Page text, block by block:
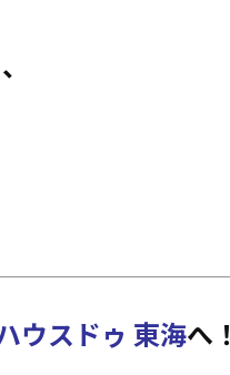
ウスドゥ 東海へ！